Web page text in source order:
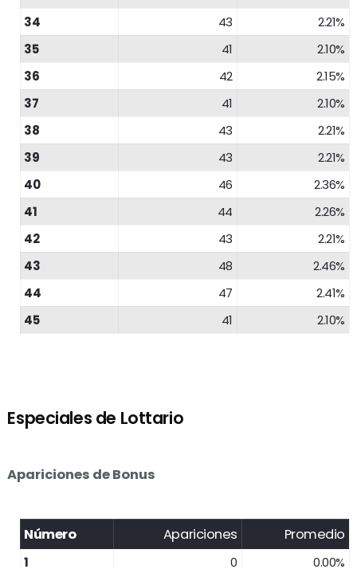
34
43
2.21%
35
41
2.10%
36
42
2.15%
37
41
2.10%
38
43
2.21%
39
43
2.21%
40
46
2.36%
41
44
2.26%
42
43
2.21%
43
48
2.46%
44
47
2.41%
45
41 2.10%
Especiales de Lottario
Apariciones de Bonus
Número Apariciones Promedio
1 0
0.00%